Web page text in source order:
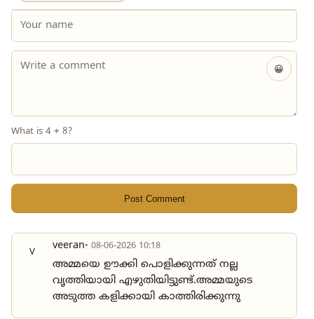
😀
What is 4 + 8?
Post Comment
V veeran• 08-06-2026 10:18
അമ്മയെ ഊക്കി പൊളിക്കുന്നത് നല്ല
വൃത്തിയായി എഴുതിയിട്ടുണ്ട്.അമ്മയുടെ
അടുത്ത കളിക്കായി കാത്തിരിക്കുന്നു